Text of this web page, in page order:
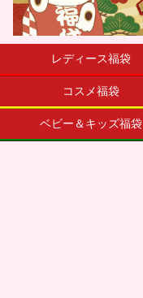
レディース福袋
コスメ福袋
ベビー＆キッズ福袋